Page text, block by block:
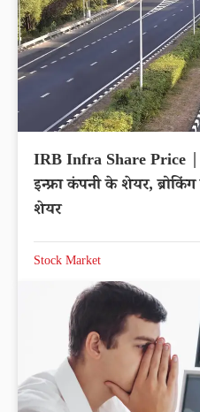
IRB Infra Share Price
इन्फ्रा कंपनी के शेयर,
शेयर
Stock Market